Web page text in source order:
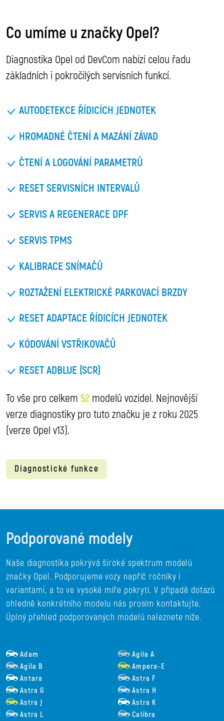
Co umíme u značky Opel?
Diagnostika Opel od DevCom nabízí celou řadu
základních i pokročilých servisních funkcí.
AUTODETEKCE ŘÍDICÍCH JEDNOTEK
HROMADNÉ ČTENÍ A MAZÁNÍ ZÁVAD
ČTENÍ A LOGOVÁNÍ PARAMETRŮ
RESET SERVISNÍCH INTERVALŮ
SERVIS A REGENERACE DPF
SERVIS TPMS
KALIBRACE SNÍMAČŮ
ROZTAŽENÍ ELEKTRICKÉ PARKOVACÍ BRZDY
RESET ADAPTACE ŘÍDICÍCH JEDNOTEK
KÓDOVÁNÍ VSTŘIKOVAČŮ
RESET ADBLUE (SCR)
To vše pro celkem 52 modelů vozidel. Nejnovější
verze diagnostiky pro tuto značku je z roku 2025
(verze Opel v13).
Diagnostické funkce
Podporované modely
Naše diagnostika pokrývá široké spektrum modelů
značky Opel. Podporujeme vozy napříč ročníky i
variantami, a to ve vysoké míře pokrytí. V případě dotazů
ohledně konkrétního modelu nás prosím kontaktujte.
Úplný přehled podporovaných modelů naleznete níže.
Adam
Agila A
Agila B
Ampera-E
Antara
Astra F
Astra G
Astra H
Astra J
Astra K
Astra L
Calibra